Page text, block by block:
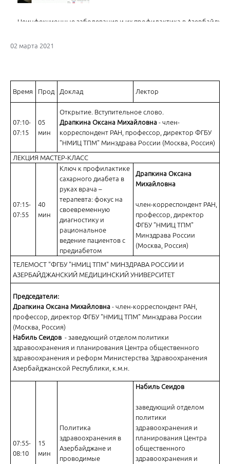
Неинфекционные заболевания и их профилактика в
Пути оптимизации лечения пациентов с сердечной
Особенности антибактериальной терапии в период пандемии
Базисная терапия ХОБЛ: место двойных бронхолитиков
Острый средний отит у детей
Российские рекомендации по стабильной ишемической болезни
02 марта 2021
Время Прод Доклад Лектор
07:10-
07:15
05
мин
Открытие. Вступительное слово.
Драпкина Оксана Михайловна - член-
корреспондент РАН, профессор, директор ФГБУ
"НМИЦ ТПМ" Минздрава России (Москва, Россия)
ЛЕКЦИЯ МАСТЕР-КЛАСС
07:15-
07:55
40
мин
Ключ к профилактике
сахарного диабета в
руках врача –
терапевта: фокус на
своевременную
диагностику и
рациональное
ведение пациентов с
предиабетом
Драпкина Оксана
Михайловна
член-корреспондент РАН,
профессор, директор
ФГБУ "НМИЦ ТПМ"
Минздрава России
(Москва, Россия)
ТЕЛЕМОСТ "ФГБУ "НМИЦ ТПМ" МИНЗДРАВА РОССИИ И
АЗЕРБАЙДЖАНСКИЙ МЕДИЦИНСКИЙ УНИВЕРСИТЕТ
Председатели:
Драпкина Оксана Михайловна - член-корреспондент РАН,
профессор, директор ФГБУ "НМИЦ ТПМ" Минздрава России
(Москва, Россия)
Набиль Сеидов - заведующий отделом политики
здравоохранения и планирования Центра общественного
здравоохранения и реформ Министерства Здравоохранения
Азербайджанской Республики, к.м.н.
07:55-
08:10
15
мин
Политика
здравоохранения в
Азербайджане и
проводимые
Набиль Сеидов
заведующий отделом
политики
здравоохранения и
планирования Центра
общественного
здравоохранения и